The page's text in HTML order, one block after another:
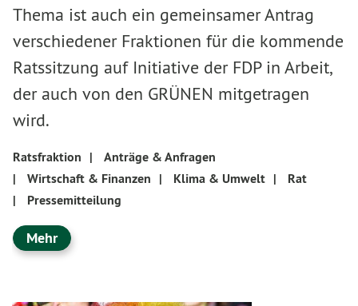
Thema ist auch ein gemeinsamer Antrag
verschiedener Fraktionen für die kommende
Ratssitzung auf Initiative der FDP in Arbeit,
der auch von den GRÜNEN mitgetragen
wird.
Ratsfraktion |
Anträge & Anfragen
|
Wirtschaft & Finanzen | Klima & Umwelt |
Rat
|
Pressemitteilung
Mehr